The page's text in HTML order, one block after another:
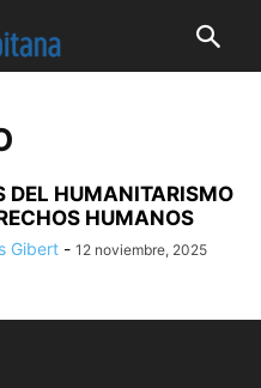
DEL HUMANITARISMO
HUMANOS
Gibert - 12 noviembre, 2025